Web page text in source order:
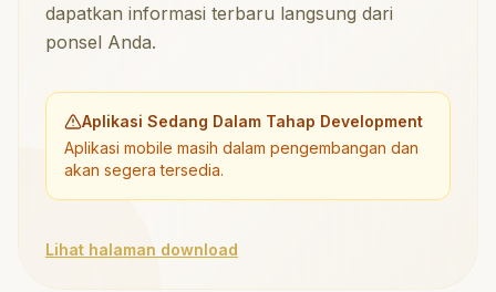
dapatkan informasi terbaru langsung dari
ponsel Anda.
Aplikasi Sedang Dalam Tahap Development
Aplikasi mobile masih dalam pengembangan dan
akan segera tersedia.
Lihat halaman download